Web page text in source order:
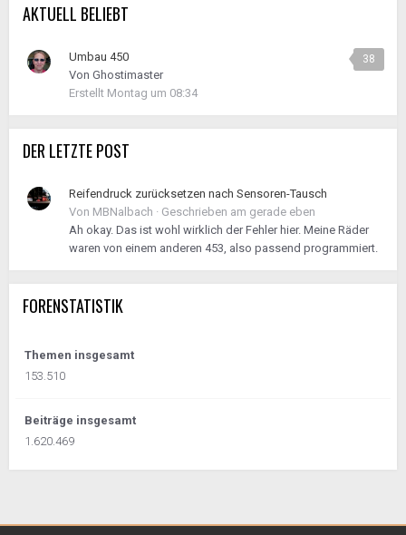
AKTUELL BELIEBT
38
Umbau 450
Von Ghostimaster
Erstellt Montag um 08:34
DER LETZTE POST
Reifendruck zurücksetzen nach Sensoren-Tausch
Von MBNalbach · Geschrieben am gerade eben
Ah okay. Das ist wohl wirklich der Fehler hier. Meine Räder
waren von einem anderen 453, also passend programmiert.
FORENSTATISTIK
Themen insgesamt
153.510
Beiträge insgesamt
1.620.469